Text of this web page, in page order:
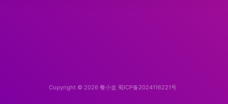
Copyright © 2026 餐小盒 蜀ICP备2024116221号